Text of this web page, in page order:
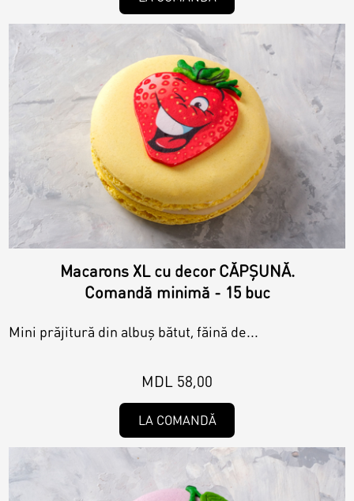
Macarons XL cu decor CĂPȘUNĂ.
Comandă minimă - 15 buc
Mini prăjitură din albuș bătut, făină de...
MDL 58,00
LA COMANDĂ